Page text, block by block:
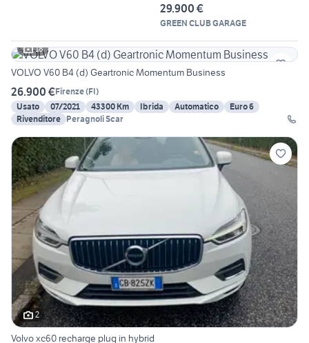
29.900 €
GREEN CLUB GARAGE
18
VOLVO V60 B4 (d) Geartronic Momentum Business
26.900 €Firenze(FI)
Usato
07/2021 43300 Km Ibrida Automatico
Euro 6
Rivenditore Peragnoli Scar
2
Volvo xc60 recharge plug in hybrid